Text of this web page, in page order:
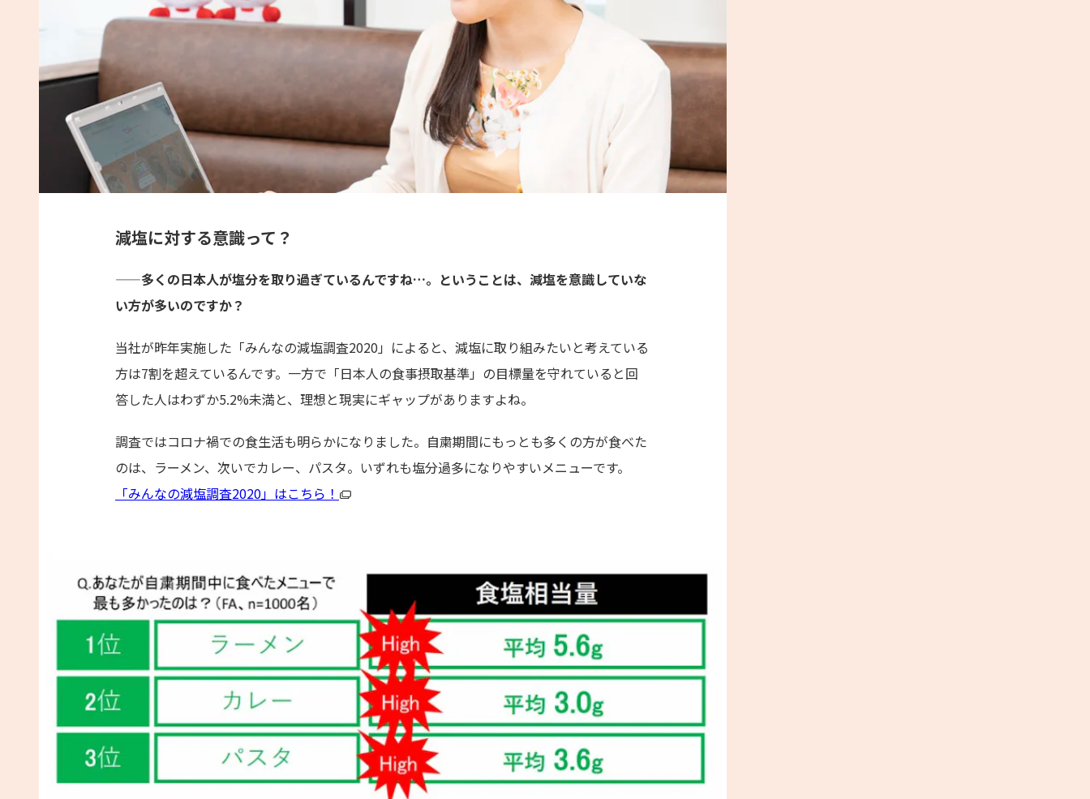
減塩に対する意識って？
——多くの日本人が塩分を取り過ぎているんですね…。ということは、減塩を意識していな
い方が多いのですか？
当社が昨年実施した「みんなの減塩調査2020」によると、減塩に取り組みたいと考えている
方は7割を超えているんです。一方で「日本人の食事摂取基準」の目標量を守れていると回
答した人はわずか5.2%未満と、理想と現実にギャップがありますよね。
調査ではコロナ禍での食生活も明らかになりました。自粛期間にもっとも多くの方が食べた
のは、ラーメン、次いでカレー、パスタ。いずれも塩分過多になりやすいメニューです。
「みんなの減塩調査2020」はこちら！